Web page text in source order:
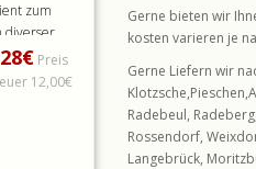
zum
diverser
..
Preis
12,00€
Gerne bieten wir
kosten varieren je
Gerne Liefern wir
Radebeul,
Rossendorf,
Langebrück,